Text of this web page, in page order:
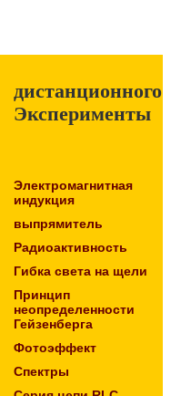
дистанционного
Эксперименты
Электромагнитная
индукция
выпрямитель
Радиоактивность
Гибка света на щели
Принцип
неопределенности
Гейзенберга
Фотоэффект
Спектры